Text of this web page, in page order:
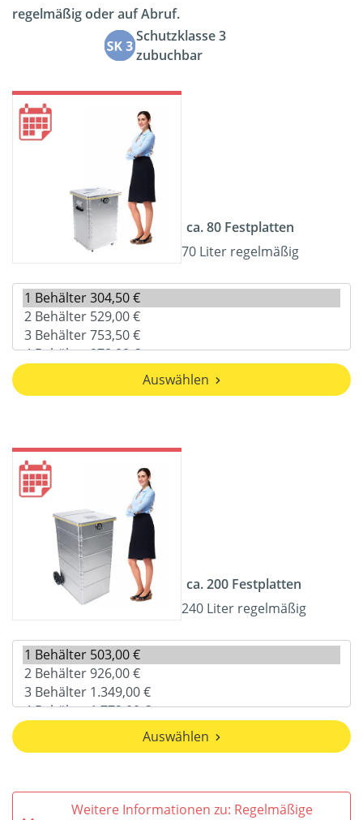
regelmäßig oder auf Abruf.
Schutzklasse 3
zubuchbar
ca. 80 Festplatten
70 Liter regelmäßig
Auswählen
ca. 200 Festplatten
240 Liter regelmäßig
Auswählen
Weitere Informationen zu: Regelmäßige